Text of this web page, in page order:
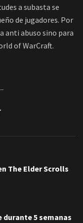
a subasta se
de jugadores. Por
anti abuso sino para
of WarCraft.
The Elder Scrolls
5 semanas